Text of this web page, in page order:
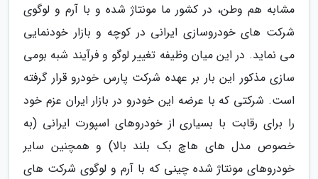
مشابه هم وطن، در کشور ما مونتاژ شده و با آرم و لوگوی
شرکت های خودروسازی ایرانی در کوچه و بازار خودنمایی
می نماید. در این میان وظیفه تغییر لوگو و فرآیند شبه بومی
سازی مذکور این بار بر عهده شرکت پارس خودرو قرار گرفته
است. شرکتی که با عرضه این خودرو در بازار ایران عزم خود
را برای رقابت با بسیاری از خودروهای اسپورت ایرانی (به
خصوص مدل های هاچ بک بلند بالا) و همچنین سایر
خودروهای مونتاژ شده چینی که با آرم و لوگوی شرکت های